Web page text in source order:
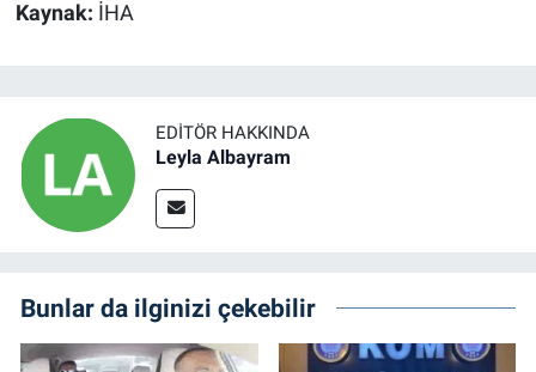
Kaynak: İHA
EDITÖR HAKKINDA
Leyla Albayram
Bunlar da ilginizi çekebilir